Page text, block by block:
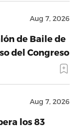
Aug 7, 2026
de Baile de
del Congreso
Aug 7, 2026
los 83